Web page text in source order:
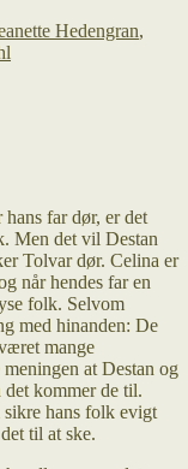
Hedengran,
far dør, er det
Men det vil Destan
Tolvar dør. Celina er
når hendes far en
folk. Selvom
med hinanden: De
mange
at Destan og
kommer de til.
hans folk evigt
til at ske.